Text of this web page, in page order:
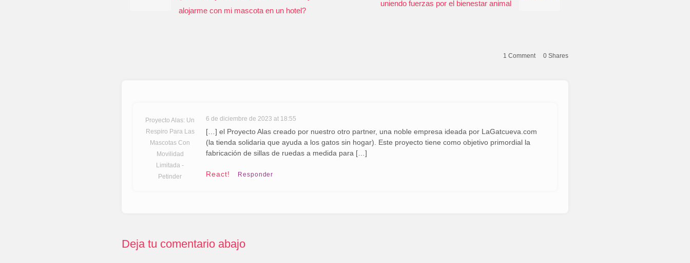
alojarme con mi mascota en un hotel?
uniendo fuerzas por el bienestar animal
1 Comment 0 Shares
Proyecto Alas: Un
Respiro Para Las
Mascotas Con
Movilidad
Limitada -
Petinder
6 de diciembre de 2023 at 18:55
[…] el Proyecto Alas creado por nuestro otro partner, una noble empresa ideada por LaGatcueva.com
(la tienda solidaria que ayuda a los gatos sin hogar). Este proyecto tiene como objetivo primordial la
fabricación de sillas de ruedas a medida para […]
React! Responder
Deja tu comentario abajo